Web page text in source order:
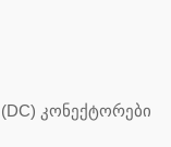
კონექტორები